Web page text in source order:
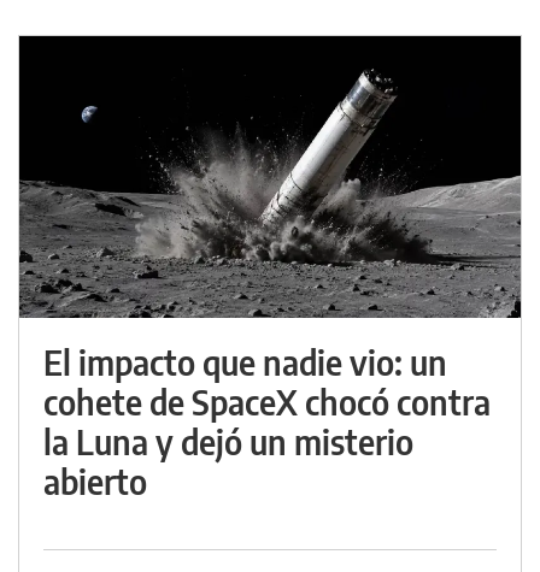
El impacto que nadie vio: un
cohete de SpaceX chocó contra
la Luna y dejó un misterio
abierto